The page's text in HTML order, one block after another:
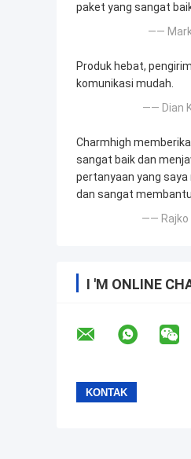
paket yang sangat
——
Produk hebat,
komunikasi mudah.
—— Dian
Charmhigh
sangat baik dan
pertanyaan yang
dan sangat
—— Rajko
I 'M ONLINE